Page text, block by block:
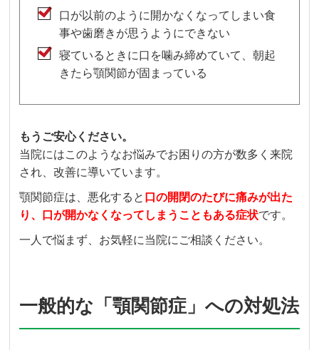
口が以前のように開かなくなってしまい食
事や歯磨きが思うようにできない
寝ているときに口を噛み締めていて、朝起
きたら顎関節が固まっている
もうご安心ください。
当院にはこのようなお悩みでお困りの方が数多く来院
され、改善に導いています。
顎関節症は、悪化すると 口の開閉のたびに痛みが出た
り、口が開かなくなってしまうこともある症状です。
一人で悩まず、お気軽に当院にご相談ください。
一般的な「顎関節症」への対処法